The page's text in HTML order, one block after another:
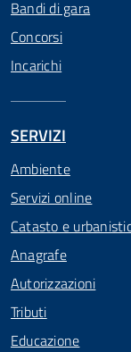
Bandi di gara
Concorsi
Incarichi
SERVIZI
Ambiente
Servizi online
Catasto e
Anagrafe
Autorizzazioni
Tributi
Educazione